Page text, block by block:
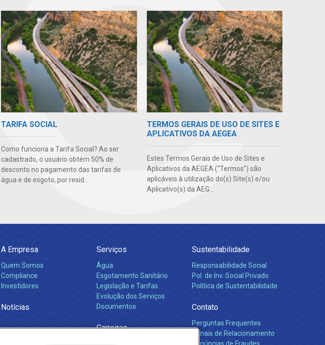
TARIFA SOCIAL
Como funciona a Tarifa Social? Ao ser
cadastrado, o usuário obtém 50% de
desconto no pagamento das tarifas de
água e de esgoto, por resid...
TERMOS GERAIS DE USO DE SITES E
APLICATIVOS DA AEGEA
Estes Termos Gerais de Uso de Sites e
Aplicativos da AEGEA (“Termos”) são
aplicáveis à utilização do(s) Site(s) e/ou
Aplicativo(s) da AEG...
A Empresa
Quem Somos
Compliance
Investidores
Notícias
Serviços
Água
Esgotamento Sanitário
Legislação e Tarifas
Evolução dos Serviços
Documentos
Carreiras
Sustentabilidade
Responsabilidade Social
Pol. de Inv. Social Privado
Política de Sustentabilidade
Contato
Perguntas Frequentes
Canais de Relacionamento